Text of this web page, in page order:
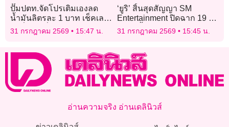
ปั๊มปตท.จัดโปรเติมเองลด
น้ำมันลิตรละ 1 บาท เช็คเลย
ได้ที่ไหน เงื่อนไขแบบไหน
31 กรกฎาคม 2569 15:47 น.
‘ยูริ’ สิ้นสุดสัญญา SM
Entertainment ปิดฉาก 19 ปี
ยันไม่ทิ้งวง-เดินหน้ากิจกรรม
‘Girls’ Generation’
31 กรกฎาคม 2569 15:45 น.
อ่านความจริง อ่านเดลินิวส์